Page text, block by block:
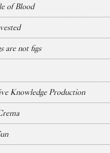
of Blood
are not figs
Knowledge Production